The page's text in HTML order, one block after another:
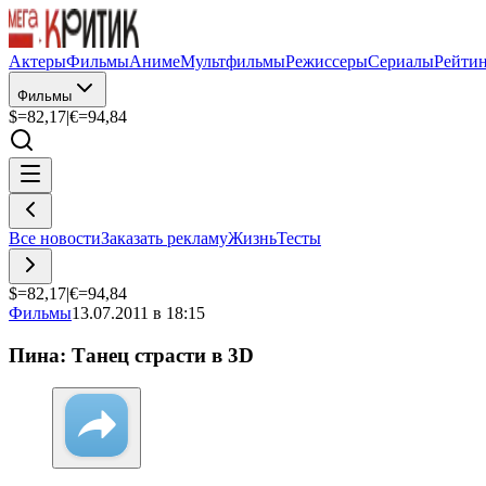
АктерыФильмыАнимеМультфильмыРежиссерыСериалы
Фильмы
$=82,17|€=94,84
Все новостиЗаказать рекламуЖизньТесты
$=82,17|€=94,84
Фильмы13.07.2011 в 18:15
Пина: Танец страсти в 3D